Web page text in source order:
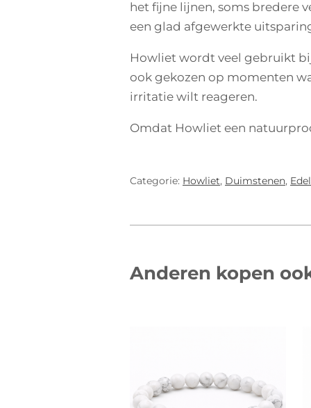
het fijne lijnen, soms bredere
een glad afgewerkte
Howliet wordt veel gebruikt
ook gekozen op momenten
irritatie wilt reageren.
Omdat Howliet een
Categorie: Howliet, Duimstenen,
Anderen kopen